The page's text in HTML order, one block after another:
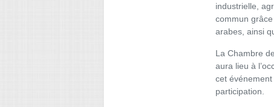
industrielle,
commun
arabes, ainsi
La Chambre
aura lieu à
cet événement
participation.